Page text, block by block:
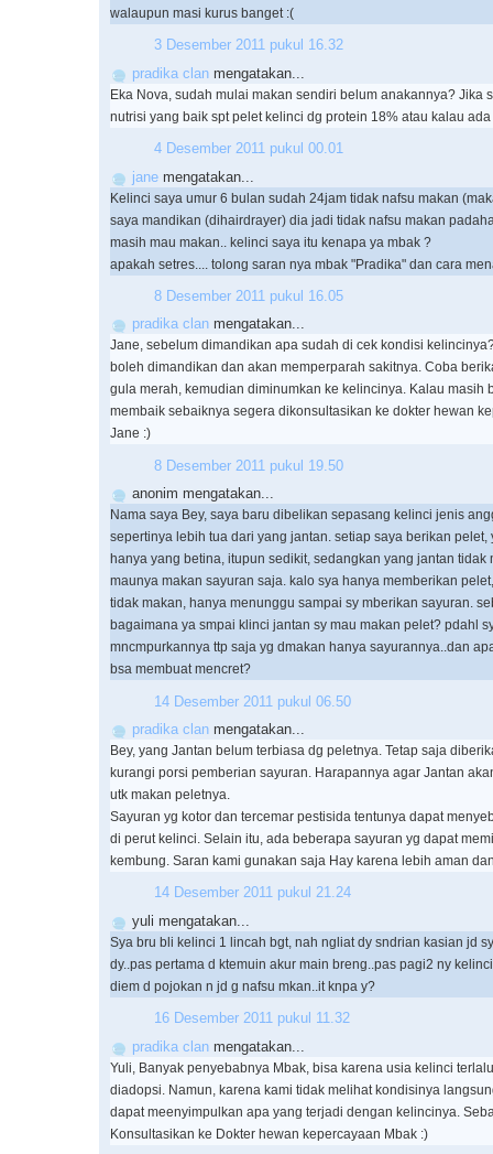
walaupun masi kurus banget :(
3 Desember 2011 pukul 16.32
pradika clan mengatakan...
Eka Nova, sudah mulai makan sendiri belum anakannya? Jika
nutrisi yang baik spt pelet kelinci dg protein 18% atau kalau
4 Desember 2011 pukul 00.01
jane mengatakan...
Kelinci saya umur 6 bulan sudah 24jam tidak nafsu makan
saya mandikan (dihairdrayer) dia jadi tidak nafsu makan
masih mau makan.. kelinci saya itu kenapa ya mbak ?
apakah setres.... tolong saran nya mbak "Pradika" dan cara
8 Desember 2011 pukul 16.05
pradika clan mengatakan...
Jane, sebelum dimandikan apa sudah di cek kondisi
boleh dimandikan dan akan memperparah sakitnya. Coba
gula merah, kemudian diminumkan ke kelincinya. Kalau masih
membaik sebaiknya segera dikonsultasikan ke dokter hewan
Jane :)
8 Desember 2011 pukul 19.50
anonim mengatakan...
Nama saya Bey, saya baru dibelikan sepasang kelinci jenis
sepertinya lebih tua dari yang jantan. setiap saya berikan pelet,
hanya yang betina, itupun sedikit, sedangkan yang jantan tidak
maunya makan sayuran saja. kalo sya hanya memberikan
tidak makan, hanya menunggu sampai sy mberikan sayuran.
bagaimana ya smpai klinci jantan sy mau makan pelet? pdahl
mncmpurkannya ttp saja yg dmakan hanya sayurannya..dan
bsa membuat mencret?
14 Desember 2011 pukul 06.50
pradika clan mengatakan...
Bey, yang Jantan belum terbiasa dg peletnya. Tetap saja
kurangi porsi pemberian sayuran. Harapannya agar Jantan
utk makan peletnya.
Sayuran yg kotor dan tercemar pestisida tentunya dapat
di perut kelinci. Selain itu, ada beberapa sayuran yg dapat
kembung. Saran kami gunakan saja Hay karena lebih aman
14 Desember 2011 pukul 21.24
yuli mengatakan...
Sya bru bli kelinci 1 lincah bgt, nah ngliat dy sndrian kasian jd
dy..pas pertama d ktemuin akur main breng..pas pagi2 ny
diem d pojokan n jd g nafsu mkan..it knpa y?
16 Desember 2011 pukul 11.32
pradika clan mengatakan...
Yuli, Banyak penyebabnya Mbak, bisa karena usia kelinci
diadopsi. Namun, karena kami tidak melihat kondisinya
dapat meenyimpulkan apa yang terjadi dengan kelincinya.
Konsultasikan ke Dokter hewan kepercayaan Mbak :)